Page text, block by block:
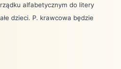
alfabetycznym do litery
dzieci. P. krawcowa będzie